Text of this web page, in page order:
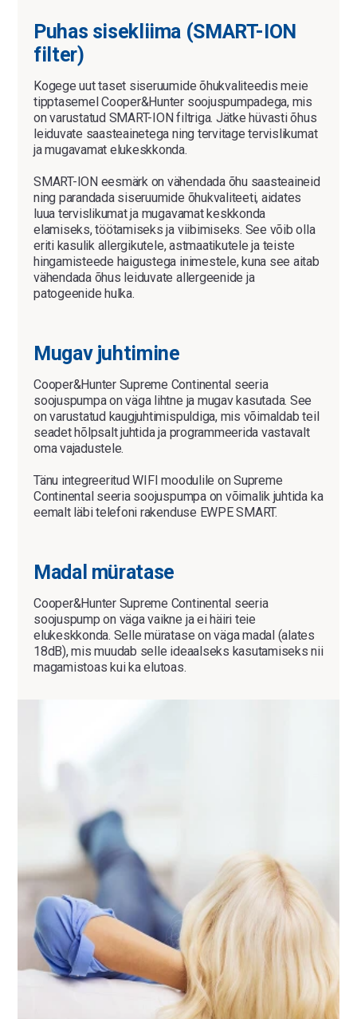
Puhas sisekliima (SMART-ION
filter)
Kogege uut taset siseruumide õhukvaliteedis meie
tipptasemel Cooper&Hunter soojuspumpadega, mis
on varustatud SMART-ION filtriga. Jätke hüvasti õhus
leiduvate saasteainetega ning tervitage tervislikumat
ja mugavamat elukeskkonda.
SMART-ION eesmärk on vähendada õhu saasteaineid
ning parandada siseruumide õhukvaliteeti, aidates
luua tervislikumat ja mugavamat keskkonda
elamiseks, töötamiseks ja viibimiseks. See võib olla
eriti kasulik allergikutele, astmaatikutele ja teiste
hingamisteede haigustega inimestele, kuna see aitab
vähendada õhus leiduvate allergeenide ja
patogeenide hulka.
Mugav juhtimine
Cooper&Hunter Supreme Continental seeria
soojuspumpa on väga lihtne ja mugav kasutada. See
on varustatud kaugjuhtimispuldiga, mis võimaldab teil
seadet hõlpsalt juhtida ja programmeerida vastavalt
oma vajadustele.
Tänu integreeritud WIFI moodulile on Supreme
Continental seeria soojuspumpa on võimalik juhtida ka
eemalt läbi telefoni rakenduse EWPE SMART.
Madal müratase
Cooper&Hunter Supreme Continental seeria
soojuspump on väga vaikne ja ei häiri teie
elukeskkonda. Selle müratase on väga madal (alates
18dB), mis muudab selle ideaalseks kasutamiseks nii
magamistoas kui ka elutoas.